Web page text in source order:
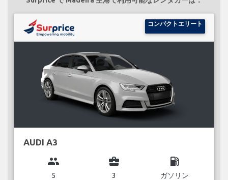
コンパクトエリート
AUDI A3
group
5
business_center
3
local_gas_station
ガソリン